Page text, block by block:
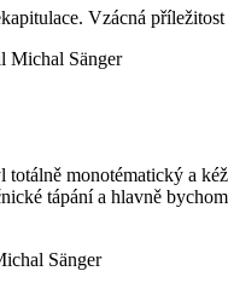
Vzácná
Michal Sänger
monotématický a
tápání a hlavně
Sänger